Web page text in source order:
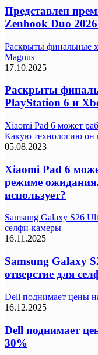
Представлен
Zenbook Duo
Раскрыты финальные
Magnus
17.10.2025
Раскрыты
PlayStation 6 и
Xiaomi Pad 6 может
Какую технологию он
05.08.2023
Xiaomi Pad 6
режиме
использует?
Samsung Galaxy S26
селфи-камеры
16.11.2025
Samsung Galaxy
отверстие для
Dell поднимает цены
16.12.2025
Dell поднимает
30%